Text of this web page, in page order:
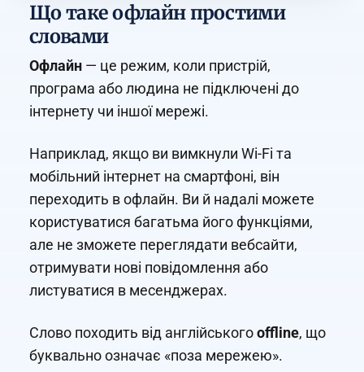
Що таке офлайн простими
словами
Офлайн — це режим, коли пристрій,
програма або людина не підключені до
інтернету чи іншої мережі.
Наприклад, якщо ви вимкнули Wi-Fi та
мобільний інтернет на смартфоні, він
переходить в офлайн. Ви й надалі можете
користуватися багатьма його функціями,
але не зможете переглядати вебсайти,
отримувати нові повідомлення або
листуватися в месенджерах.
Слово походить від англійськогоoffline, що
буквально означає «поза мережею».